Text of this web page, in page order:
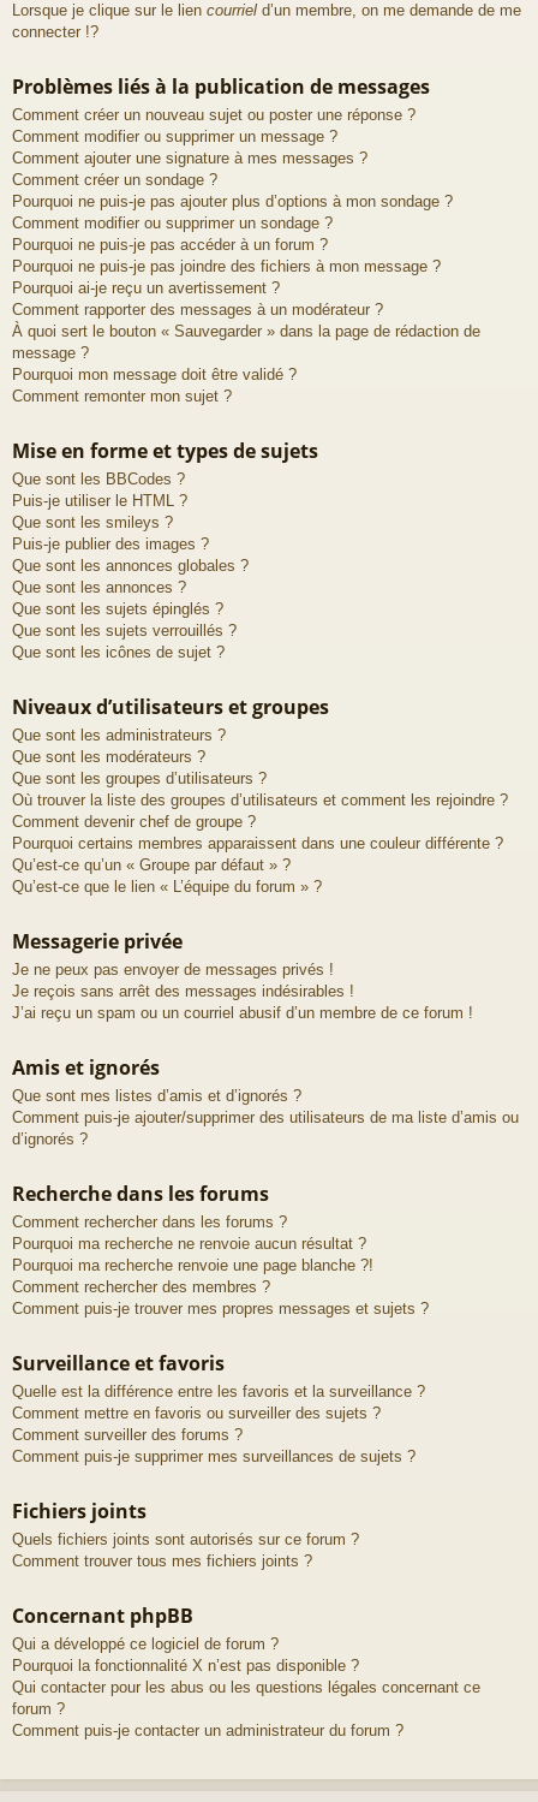
Lorsque je clique sur le lien courriel d’un membre, on me demande de me
connecter !?
Problèmes liés à la publication de messages
Comment créer un nouveau sujet ou poster une réponse ?
Comment modifier ou supprimer un message ?
Comment ajouter une signature à mes messages ?
Comment créer un sondage ?
Pourquoi ne puis-je pas ajouter plus d’options à mon sondage ?
Comment modifier ou supprimer un sondage ?
Pourquoi ne puis-je pas accéder à un forum ?
Pourquoi ne puis-je pas joindre des fichiers à mon message ?
Pourquoi ai-je reçu un avertissement ?
Comment rapporter des messages à un modérateur ?
À quoi sert le bouton « Sauvegarder » dans la page de rédaction de
message ?
Pourquoi mon message doit être validé ?
Comment remonter mon sujet ?
Mise en forme et types de sujets
Que sont les BBCodes ?
Puis-je utiliser le HTML ?
Que sont les smileys ?
Puis-je publier des images ?
Que sont les annonces globales ?
Que sont les annonces ?
Que sont les sujets épinglés ?
Que sont les sujets verrouillés ?
Que sont les icônes de sujet ?
Niveaux d’utilisateurs et groupes
Que sont les administrateurs ?
Que sont les modérateurs ?
Que sont les groupes d’utilisateurs ?
Où trouver la liste des groupes d’utilisateurs et comment les rejoindre ?
Comment devenir chef de groupe ?
Pourquoi certains membres apparaissent dans une couleur différente ?
Qu’est-ce qu’un « Groupe par défaut » ?
Qu’est-ce que le lien « L’équipe du forum » ?
Messagerie privée
Je ne peux pas envoyer de messages privés !
Je reçois sans arrêt des messages indésirables !
J’ai reçu un spam ou un courriel abusif d’un membre de ce forum !
Amis et ignorés
Que sont mes listes d’amis et d’ignorés ?
Comment puis-je ajouter/supprimer des utilisateurs de ma liste d’amis ou
d’ignorés ?
Recherche dans les forums
Comment rechercher dans les forums ?
Pourquoi ma recherche ne renvoie aucun résultat ?
Pourquoi ma recherche renvoie une page blanche ?!
Comment rechercher des membres ?
Comment puis-je trouver mes propres messages et sujets ?
Surveillance et favoris
Quelle est la différence entre les favoris et la surveillance ?
Comment mettre en favoris ou surveiller des sujets ?
Comment surveiller des forums ?
Comment puis-je supprimer mes surveillances de sujets ?
Fichiers joints
Quels fichiers joints sont autorisés sur ce forum ?
Comment trouver tous mes fichiers joints ?
Concernant phpBB
Qui a développé ce logiciel de forum ?
Pourquoi la fonctionnalité X n’est pas disponible ?
Qui contacter pour les abus ou les questions légales concernant ce
forum ?
Comment puis-je contacter un administrateur du forum ?